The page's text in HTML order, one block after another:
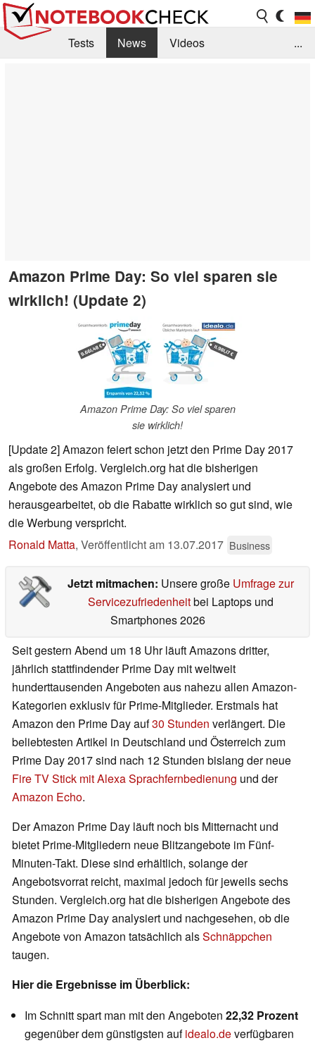
Tests News
Videos
...
Amazon Prime Day: So viel sparen sie
wirklich! (Update 2)
Amazon Prime Day: So viel sparen
sie wirklich!
[Update 2] Amazon feiert schon jetzt den Prime Day 2017
als großen Erfolg. Vergleich.org hat die bisherigen
Angebote des Amazon Prime Day analysiert und
herausgearbeitet, ob die Rabatte wirklich so gut sind, wie
die Werbung verspricht.
Ronald Matta, Veröffentlicht am 13.07.2017 Business
Jetzt mitmachen: Unsere große Umfrage zur
Servicezufriedenheitbei Laptops und
Smartphones 2026
Seit gestern Abend um 18 Uhr läuft Amazons dritter,
jährlich stattfindender Prime Day mit weltweit
hunderttausenden Angeboten aus nahezu allen Amazon-
Kategorien exklusiv für Prime-Mitglieder. Erstmals hat
Amazon den Prime Day auf30 Stunden verlängert. Die
beliebtesten Artikel in Deutschland und Österreich zum
Prime Day 2017 sind nach 12 Stunden bislang der neue
Fire TV Stick mit Alexa Sprachfernbedienung und der
Amazon Echo.
Der Amazon Prime Day läuft noch bis Mitternacht und
bietet Prime-Mitgliedern neue Blitzangebote im Fünf-
Minuten-Takt. Diese sind erhältlich, solange der
Angebotsvorrat reicht, maximal jedoch für jeweils sechs
Stunden. Vergleich.org hat die bisherigen Angebote des
Amazon Prime Day analysiert und nachgesehen, ob die
Angebote von Amazon tatsächlich alsSchnäppchen
taugen.
Hier die Ergebnisse im Überblick:
Im Schnitt spart man mit den Angeboten 22,32 Prozent
gegenüber dem günstigsten aufidealo.deverfügbaren